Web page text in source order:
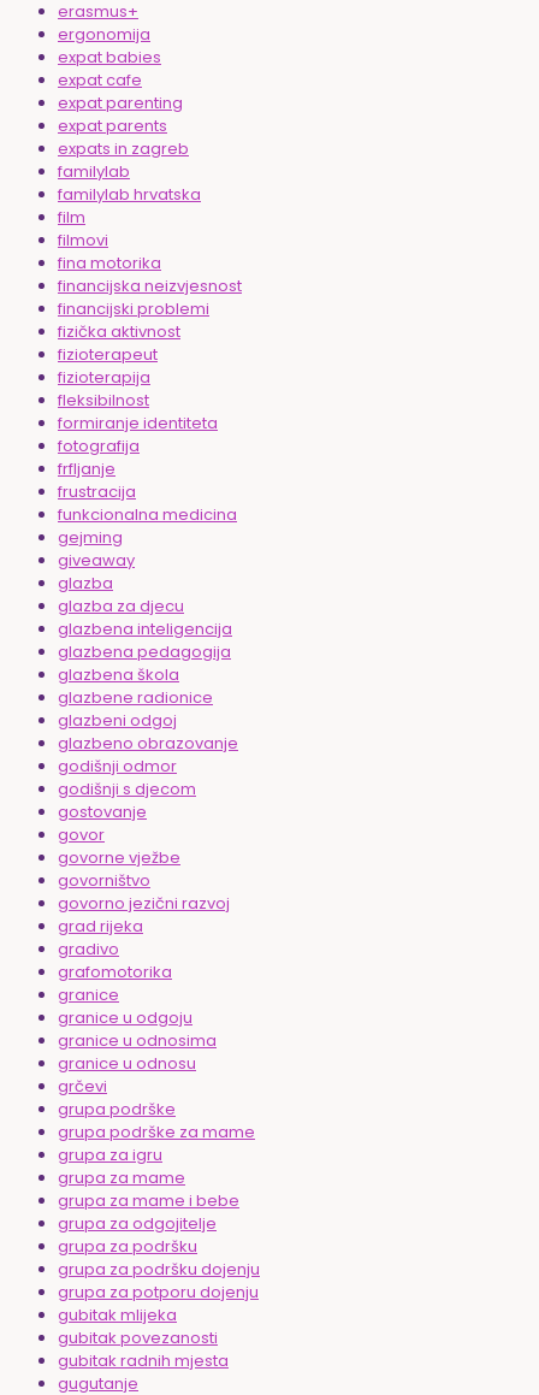
erasmus+
ergonomija
expat babies
expat cafe
expat parenting
expat parents
expats in zagreb
familylab
familylab hrvatska
film
filmovi
fina motorika
financijska neizvjesnost
financijski problemi
fizička aktivnost
fizioterapeut
fizioterapija
fleksibilnost
formiranje identiteta
fotografija
frfljanje
frustracija
funkcionalna medicina
gejming
giveaway
glazba
glazba za djecu
glazbena inteligencija
glazbena pedagogija
glazbena škola
glazbene radionice
glazbeni odgoj
glazbeno obrazovanje
godišnji odmor
godišnji s djecom
gostovanje
govor
govorne vježbe
govorništvo
govorno jezični razvoj
grad rijeka
gradivo
grafomotorika
granice
granice u odgoju
granice u odnosima
granice u odnosu
grčevi
grupa podrške
grupa podrške za mame
grupa za igru
grupa za mame
grupa za mame i bebe
grupa za odgojitelje
grupa za podršku
grupa za podršku dojenju
grupa za potporu dojenju
gubitak mlijeka
gubitak povezanosti
gubitak radnih mjesta
gugutanje